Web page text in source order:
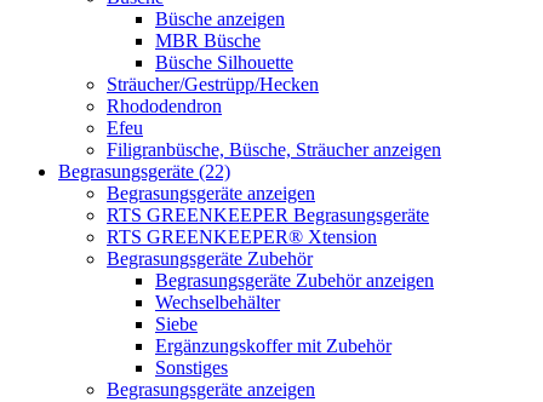
Büsche anzeigen
MBR Büsche
Büsche Silhouette
Sträucher/Gestrüpp/Hecken
Rhododendron
Efeu
Filigranbüsche, Büsche, Sträucher anzeigen
Begrasungsgeräte (22)
Begrasungsgeräte anzeigen
RTS GREENKEEPER Begrasungsgeräte
RTS GREENKEEPER® Xtension
Begrasungsgeräte Zubehör
Begrasungsgeräte Zubehör anzeigen
Wechselbehälter
Siebe
Ergänzungskoffer mit Zubehör
Sonstiges
Begrasungsgeräte anzeigen